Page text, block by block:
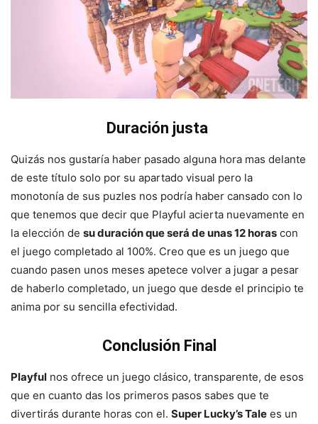
Duración justa
Quizás nos gustaría haber pasado alguna hora mas delante
de este título solo por su apartado visual pero la
monotonía de sus puzles nos podría haber cansado con lo
que tenemos que decir que Playful acierta nuevamente en
la elección de su duración que será de unas 12 horas con
el juego completado al 100%. Creo que es un juego que
cuando pasen unos meses apetece volver a jugar a pesar
de haberlo completado, un juego que desde el principio te
anima por su sencilla efectividad.
Conclusión Final
Playful nos ofrece un juego clásico, transparente, de esos
que en cuanto das los primeros pasos sabes que te
divertirás durante horas con el. Super Lucky’s Tale es un